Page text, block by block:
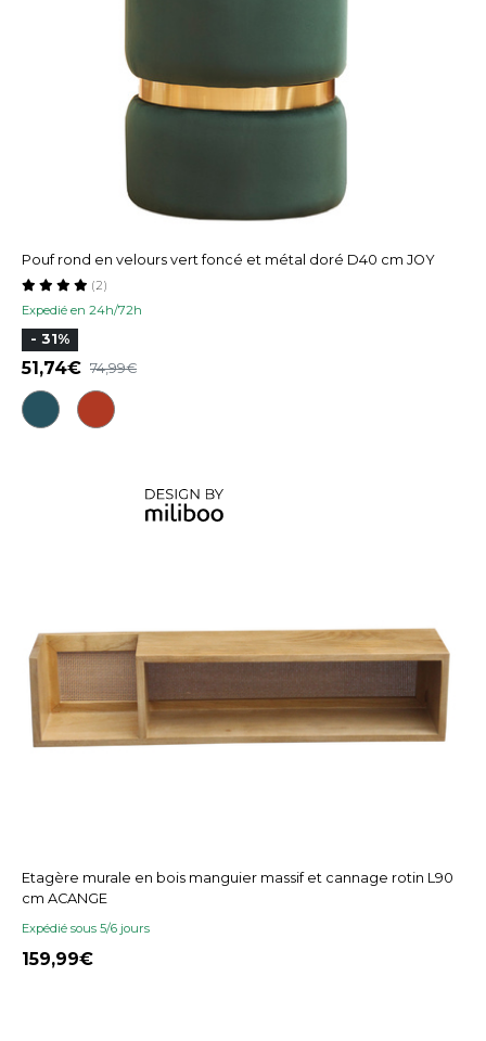
Pouf rond en velours vert foncé et métal doré D40 cm JOY
Expedié en 24h/72h
(2)
- 31%
51,74 74,99
Etagère murale en bois manguier massif et cannage rotin L90
cm ACANGE
Expédié sous 5/6 jours
159,99